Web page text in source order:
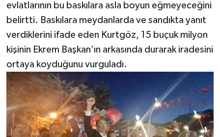
evlatlarının bu baskılara asla boyun eğmeyeceğini
belirtti. Baskılara meydanlarda ve sandıkta yanıt
verdiklerini ifade eden Kurtgöz, 15 buçuk milyon
kişinin Ekrem Başkan’ın arkasında durarak iradesini
ortaya koyduğunu vurguladı.